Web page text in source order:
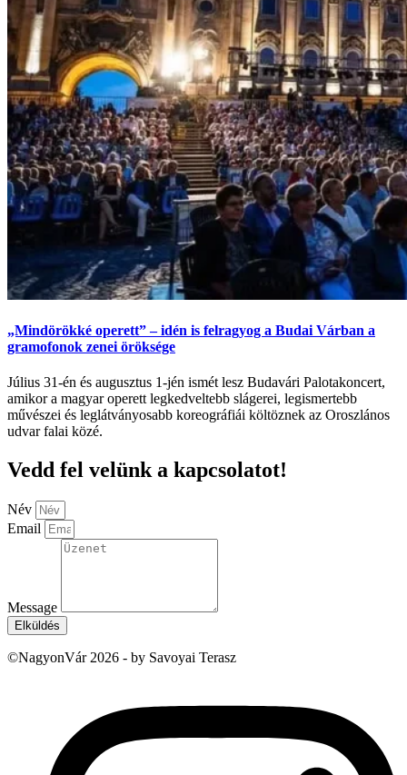
„Mindörökké operett” – idén is felragyog a Budai Várban a
gramofonok zenei öröksége
Július 31-én és augusztus 1-jén ismét lesz Budavári Palotakoncert,
amikor a magyar operett legkedveltebb slágerei, legismertebb
művészei és leglátványosabb koreográfiái költöznek az Oroszlános
udvar falai közé.
Vedd fel velünk a kapcsolatot!
Név
Email
Message
Elküldés
©NagyonVár 2026 - by Savoyai Terasz